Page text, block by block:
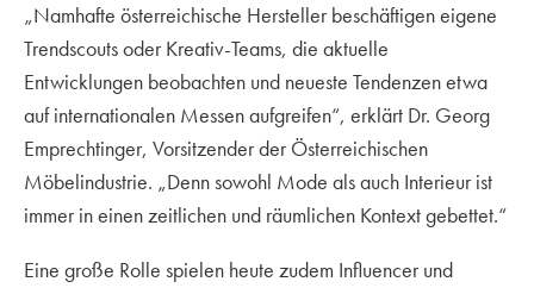
„Namhafte österreichische Hersteller beschäftigen eigene
Trendscouts oder Kreativ-Teams, die aktuelle
Entwicklungen beobachten und neueste Tendenzen etwa
auf internationalen Messen aufgreifen“, erklärt Dr. Georg
Emprechtinger, Vorsitzender der Österreichischen
Möbelindustrie. „Denn sowohl Mode als auch Interieur ist
immer in einen zeitlichen und räumlichen Kontext gebettet.“
Eine große Rolle spielen heute zudem Influencer und